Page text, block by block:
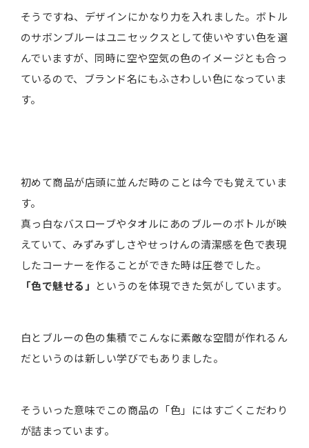
そうですね、デザインにかなり力を入れました。ボトル
のサボンブルーはユニセックスとして使いやすい色を選
んでいますが、同時に空や空気の色のイメージとも合っ
ているので、ブランド名にもふさわしい色になっていま
す。
初めて商品が店頭に並んだ時のことは今でも覚えていま
す。
真っ白なバスローブやタオルにあのブルーのボトルが映
えていて、みずみずしさやせっけんの清潔感を色で表現
したコーナーを作ることができた時は圧巻でした。
「色で魅せる」 というのを体現できた気がしています。
白とブルーの色の集積でこんなに素敵な空間が作れるん
だというのは新しい学びでもありました。
そういった意味でこの商品の「色」にはすごくこだわり
が詰まっています。